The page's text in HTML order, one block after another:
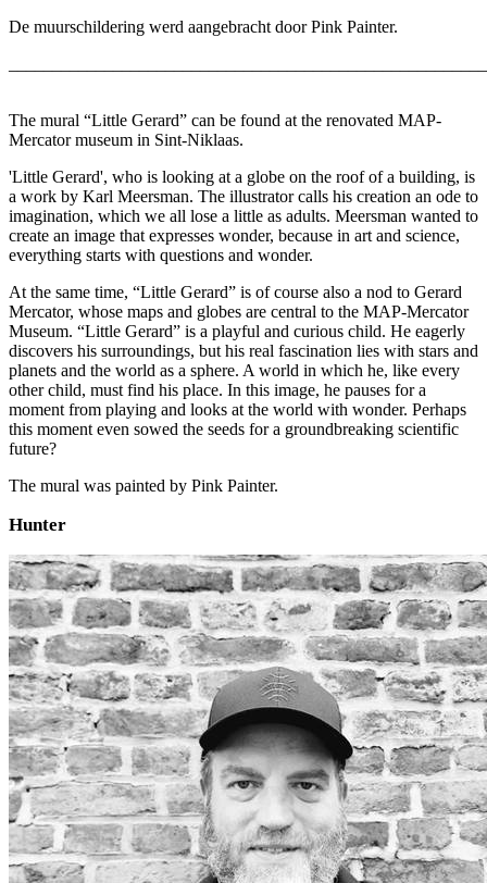
De muurschildering werd aangebracht door Pink Painter.
The mural “Little Gerard” can be found at the renovated MAP-
Mercator museum in Sint-Niklaas.
'Little Gerard', who is looking at a globe on the roof of a building, is
a work by Karl Meersman. The illustrator calls his creation an ode to
imagination, which we all lose a little as adults. Meersman wanted to
create an image that expresses wonder, because in art and science,
everything starts with questions and wonder.
At the same time, “Little Gerard” is of course also a nod to Gerard
Mercator, whose maps and globes are central to the MAP-Mercator
Museum. “Little Gerard” is a playful and curious child. He eagerly
discovers his surroundings, but his real fascination lies with stars and
planets and the world as a sphere. A world in which he, like every
other child, must find his place. In this image, he pauses for a
moment from playing and looks at the world with wonder. Perhaps
this moment even sowed the seeds for a groundbreaking scientific
future?
The mural was painted by Pink Painter.
Hunter